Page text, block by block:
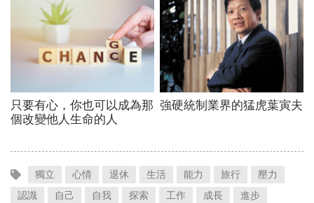
獨立 心情 退休 生活 能力 旅行
壓力
認識
自己 自我 探索 工作 成長
進步